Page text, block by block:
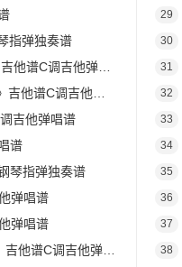
指弹独奏谱
谱C调吉他弹唱谱
谱C调吉他弹唱谱
吉他弹唱谱
谱
琴指弹独奏谱
弹唱谱
弹唱谱
谱C调吉他弹唱谱
29
30
31
32
33
34
35
36
37
38